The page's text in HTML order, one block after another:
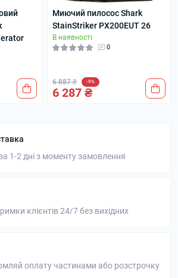
Миючий пилосос Shark
StainStriker PX200EUT 26
В наявності
0
6 887 ₴ -9%
6 287 ₴
1-2 дні з моменту замовлення
клієнтів 24/7 без вихідних
оплату частинами або розстрочку